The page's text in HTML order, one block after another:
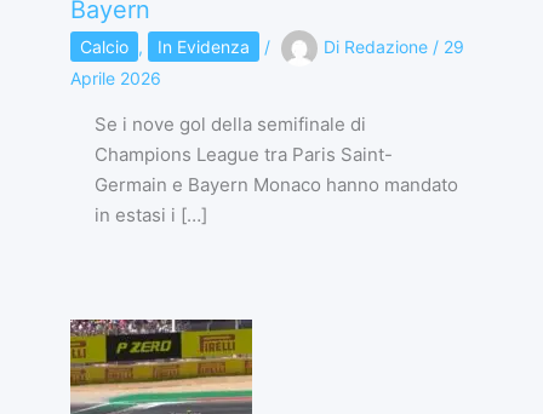
Bayern
Calcio , In Evidenza / Di Redazione / 29
Aprile 2026
Se i nove gol della semifinale di
Champions League tra Paris Saint-
Germain e Bayern Monaco hanno mandato
in estasi i […]